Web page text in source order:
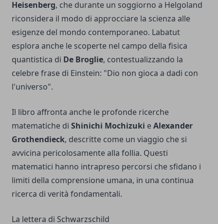
Heisenberg, che durante un soggiorno a Helgoland
riconsidera il modo di approcciare la scienza alle
esigenze del mondo contemporaneo. Labatut
esplora anche le scoperte nel campo della fisica
quantistica di De Broglie, contestualizzando la
celebre frase di Einstein: "Dio non gioca a dadi con
l'universo".
Il libro affronta anche le profonde ricerche
matematiche di Shinichi Mochizuki eAlexander
Grothendieck, descritte come un viaggio che si
avvicina pericolosamente alla follia. Questi
matematici hanno intrapreso percorsi che sfidano i
limiti della comprensione umana, in una continua
ricerca di verità fondamentali.
La lettera di Schwarzschild